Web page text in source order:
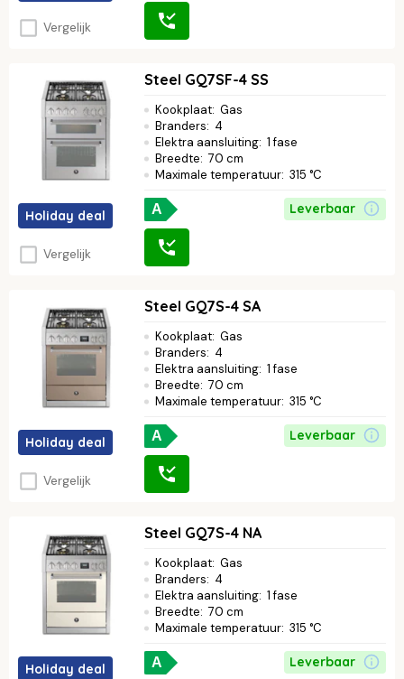
Vergelijk
Holiday deal
Vergelijk
Steel GQ7SF-4 SS
Kookplaat: Gas
Branders: 4
Elektra aansluiting: 1 fase
Breedte: 70 cm
Maximale temperatuur: 315 °C
A Leverbaar
Holiday deal
Vergelijk
Steel GQ7S-4 SA
Kookplaat: Gas
Branders: 4
Elektra aansluiting: 1 fase
Breedte: 70 cm
Maximale temperatuur: 315 °C
A Leverbaar
Holiday deal
Steel GQ7S-4 NA
Kookplaat: Gas
Branders: 4
Elektra aansluiting: 1 fase
Breedte: 70 cm
Maximale temperatuur: 315 °C
A Leverbaar